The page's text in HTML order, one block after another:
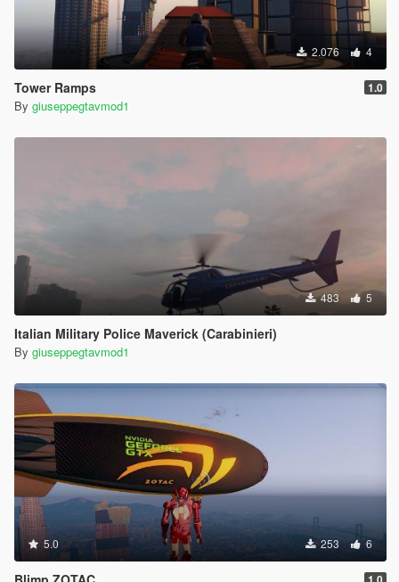
2.076 4
Tower Ramps 1.0
By giuseppegtavmod1
483 5
Italian Military Police Maverick (Carabinieri)
By giuseppegtavmod1
5.0 253 6